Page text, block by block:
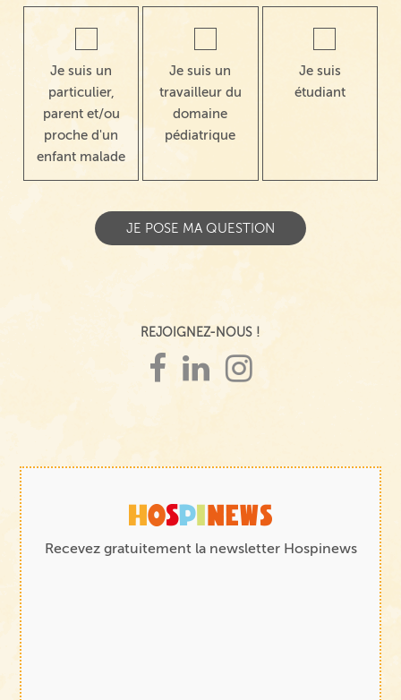
Je suis un
particulier,
parent et/ou
proche d'un
enfant malade
Je suis un
travailleur du
domaine
pédiatrique
Je suis
étudiant
REJOIGNEZ-NOUS !
Recevez gratuitement la newsletter Hospinews